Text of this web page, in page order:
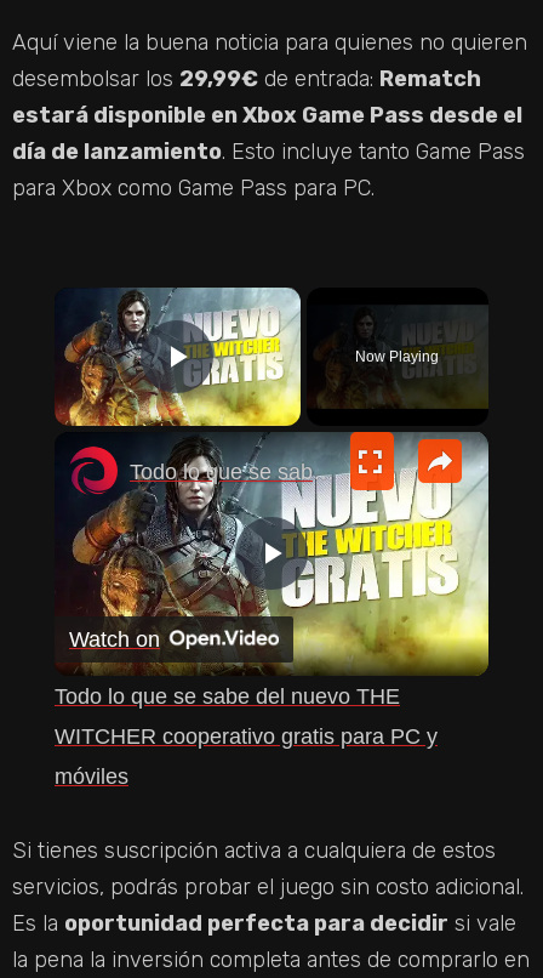
Aquí viene la buena noticia para quienes no quieren
desembolsar los 29,99€ de entrada: Rematch
estará disponible en Xbox Game Pass desde el
día de lanzamiento. Esto incluye tanto Game Pass
para Xbox como Game Pass para PC.
×
PLAY VIDEO
Now Playing
×
P
L
A
V
I
Todo lo que se sabe del nuevo THE WITCHER cooperativo gratis para PC y móviles
Watch on
Todo lo que se sabe del nuevo THE
WITCHER cooperativo gratis para PC y
móviles
Si tienes suscripción activa a cualquiera de estos
servicios, podrás probar el juego sin costo adicional.
Es la oportunidad perfecta para decidir si vale
la pena la inversión completa antes de comprarlo en